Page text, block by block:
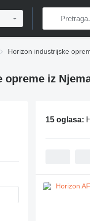
Horizon industrijske
opreme iz
15 oglasa: